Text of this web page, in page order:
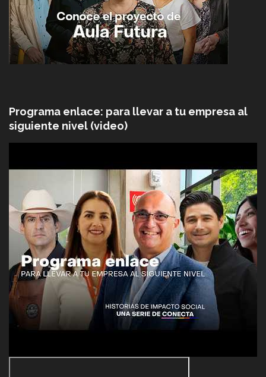
Programa enlace: para llevar a tu empresa al
siguiente nivel (video)